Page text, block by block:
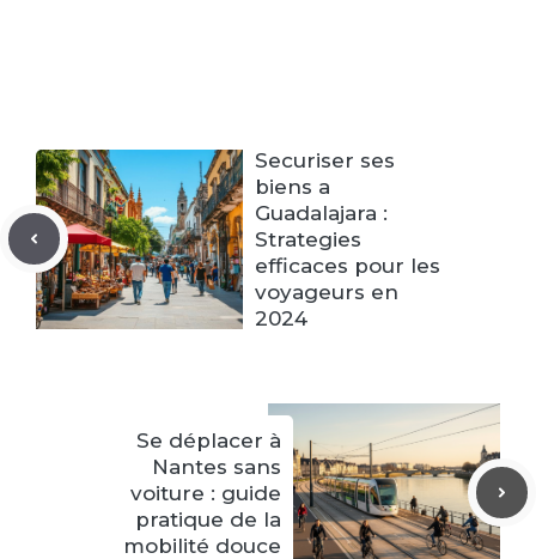
Securiser ses
biens a
Guadalajara :
Strategies
efficaces pour les
voyageurs en
2024
Se déplacer à
Nantes sans
voiture : guide
pratique de la
mobilité douce